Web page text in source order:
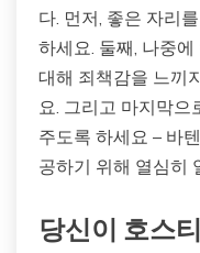
다. 먼저, 좋은 자리
하세요. 둘째, 나중
대해 죄책감을 느끼
요. 그리고 마지막으
주도록 하세요 – 바
공하기 위해 열심히
당신이 호스